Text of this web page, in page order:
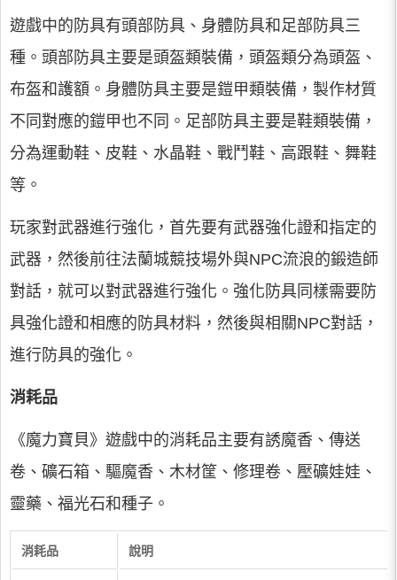
遊戲中的防具有頭部防具、身體防具和足部防具三
種。頭部防具主要是頭盔類裝備，頭盔類分為頭盔、
布盔和護額。身體防具主要是鎧甲類裝備，製作材質
不同對應的鎧甲也不同。足部防具主要是鞋類裝備，
分為運動鞋、皮鞋、水晶鞋、戰鬥鞋、高跟鞋、舞鞋
等。
玩家對武器進行強化，首先要有武器強化證和指定的
武器，然後前往法蘭城競技場外與NPC流浪的鍛造師
對話，就可以對武器進行強化。強化防具同樣需要防
具強化證和相應的防具材料，然後與相關NPC對話，
進行防具的強化。
消耗品
《魔力寶貝》遊戲中的消耗品主要有誘魔香、傳送
卷、礦石箱、驅魔香、木材筐、修理卷、壓礦娃娃、
靈藥、福光石和種子。
消耗品 說明